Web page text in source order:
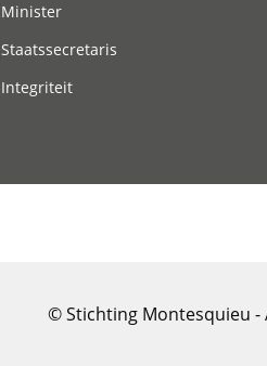
Minister
Staatssecretaris
Integriteit
© Stichting Montesquieu